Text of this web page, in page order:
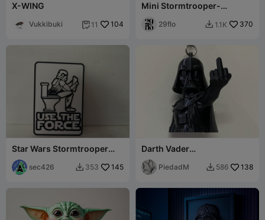
X-WING
Vukkibuki  11 104
Mini Stormtrooper-
29flo  1.1K 370
Star Wars Stormtrooper
"Use the Force"-Schild
sec426  353 145
Darth Vader
Schlüsselanhänger - Star
WarsPiedadM  586 138